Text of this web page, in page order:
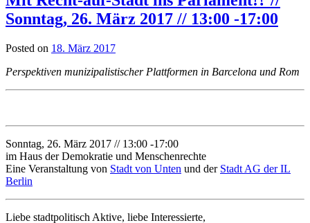
Sonntag, 26. März 2017 // 13:00 -17:00
Posted on 18. März 2017
Perspektiven munizipalistischer Plattformen in Barcelona und Rom
Sonntag, 26. März 2017 // 13:00 -17:00
im Haus der Demokratie und Menschenrechte
Eine Veranstaltung von Stadt von Unten und der Stadt AG der IL
Berlin
Liebe stadtpolitisch Aktive, liebe Interessierte,